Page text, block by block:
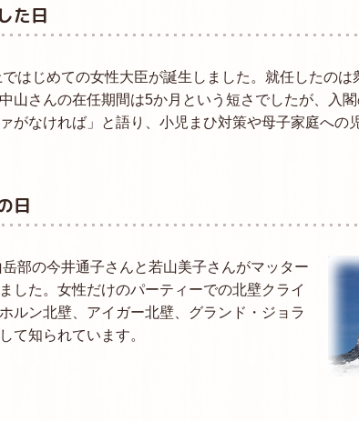
た日
はじめての女性大臣が誕生しました。就任したのは
山さんの在任期間は5か月という短さでしたが、入
がなければ」と語り、小児まひ対策や母子家庭への
日
部の今井通子さんと若山美子さんがマッター
した。女性だけのパーティーでの北壁クライ
ルン北壁、アイガー北壁、グランド・ジョラ
て知られています。